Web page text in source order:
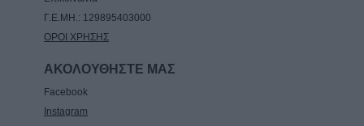
Γ.Ε.ΜΗ.: 129895403000
ΟΡΟΙ ΧΡΗΣΗΣ
ΑΚΟΛΟΥΘΗΣΤΕ ΜΑΣ
Facebook
Instagram